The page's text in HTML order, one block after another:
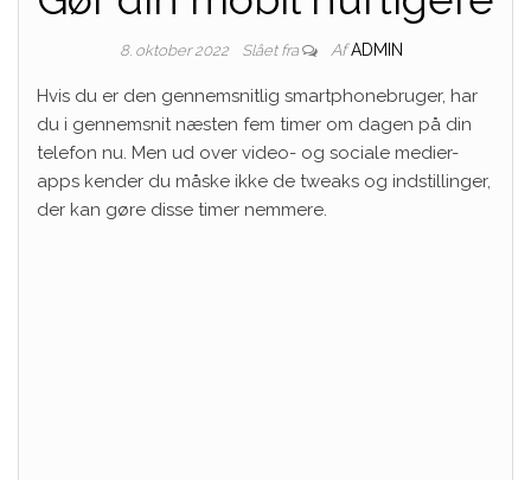
8. oktober 2022 Slået fra Af ADMIN
Hvis du er den gennemsnitlig smartphonebruger, har
du i gennemsnit næsten fem timer om dagen på din
telefon nu. Men ud over video- og sociale medier-
apps kender du måske ikke de tweaks og indstillinger,
der kan gøre disse timer nemmere.